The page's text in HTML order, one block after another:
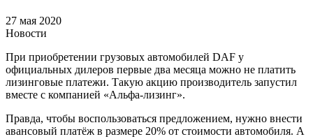
27 мая 2020
Новости
При приобретении грузовых автомобилей DAF у
официальных дилеров первые два месяца можно не платить
лизинговые платежи. Такую акцию производитель запустил
вместе с компанией «Альфа-лизинг».
Правда, чтобы воспользоваться предложением, нужно внести
авансовый платёж в размере 20% от стоимости автомобиля. А